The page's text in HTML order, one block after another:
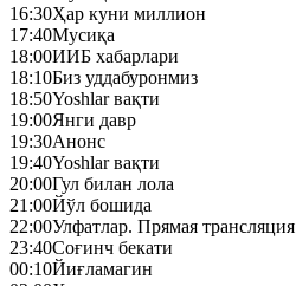
16:30Ҳар куни миллион
17:40Mусиқа
18:00ИИБ хабарлари
18:10Биз уддабуронмиз
18:50Yoshlar вақти
19:00Янги давр
19:30Анонс
19:40Yoshlar вақти
20:00Гул билан лола
21:00Йўл бошида
22:00Улфатлар. Прямая трансляция
23:40Соғинч бекати
00:10Йиғламагин